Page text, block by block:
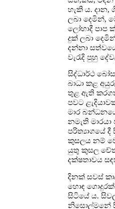
හැකි ය.
ලබා දෙමින්,
ලෝභාදී පාප
දුක් ලබා
දන්නා
වැරැදි පුහු
සිද්ධාර්ථ
බාධා කළ
තුළ ඇති
පවට
මාර
නමැති
පරිත්‍යාගයේ
කුසලය නම්
යුතු කුසල
දක්ෂතාවය
දිනක් සවස්
හොඳ ගොදුරක්
සිටියේ ය.
නිසොල්මනේ